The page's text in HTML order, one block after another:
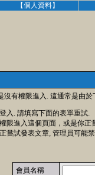
【個人資料】
沒有權限進入. 這通常是由於
入. 請填寫下面的表單重試.
限進入這個頁面，或是你
嘗試發表文章, 管理員可能
會員名稱